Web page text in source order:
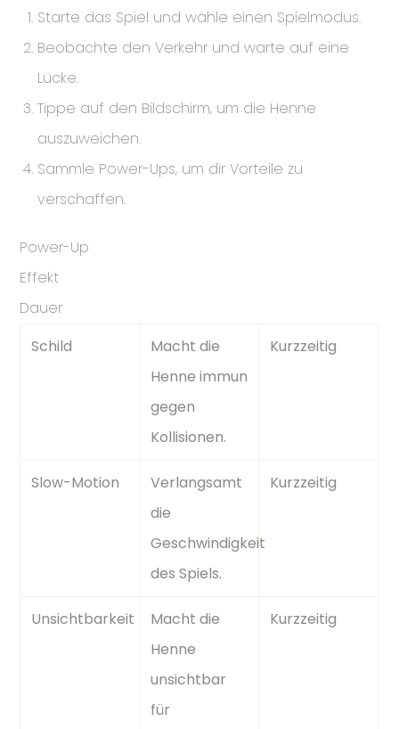
Starte das Spiel und wähle einen Spielmodus.
Beobachte den Verkehr und warte auf eine
Lücke.
Tippe auf den Bildschirm, um die Henne
auszuweichen.
Sammle Power-Ups, um dir Vorteile zu
verschaffen.
Power-Up
Effekt
Dauer
Schild
Macht die
Henne immun
gegen
Kollisionen.
Kurzzeitig
Slow-Motion
Verlangsamt
die
Geschwindigkeit
des Spiels.
Kurzzeitig
Unsichtbarkeit
Macht die
Henne
unsichtbar
für
Kurzzeitig